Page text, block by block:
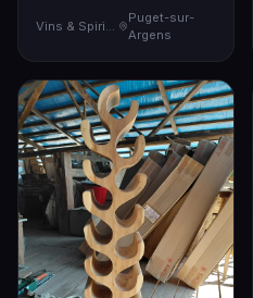
Vins & Spiritueux
Puget-sur-
Argens